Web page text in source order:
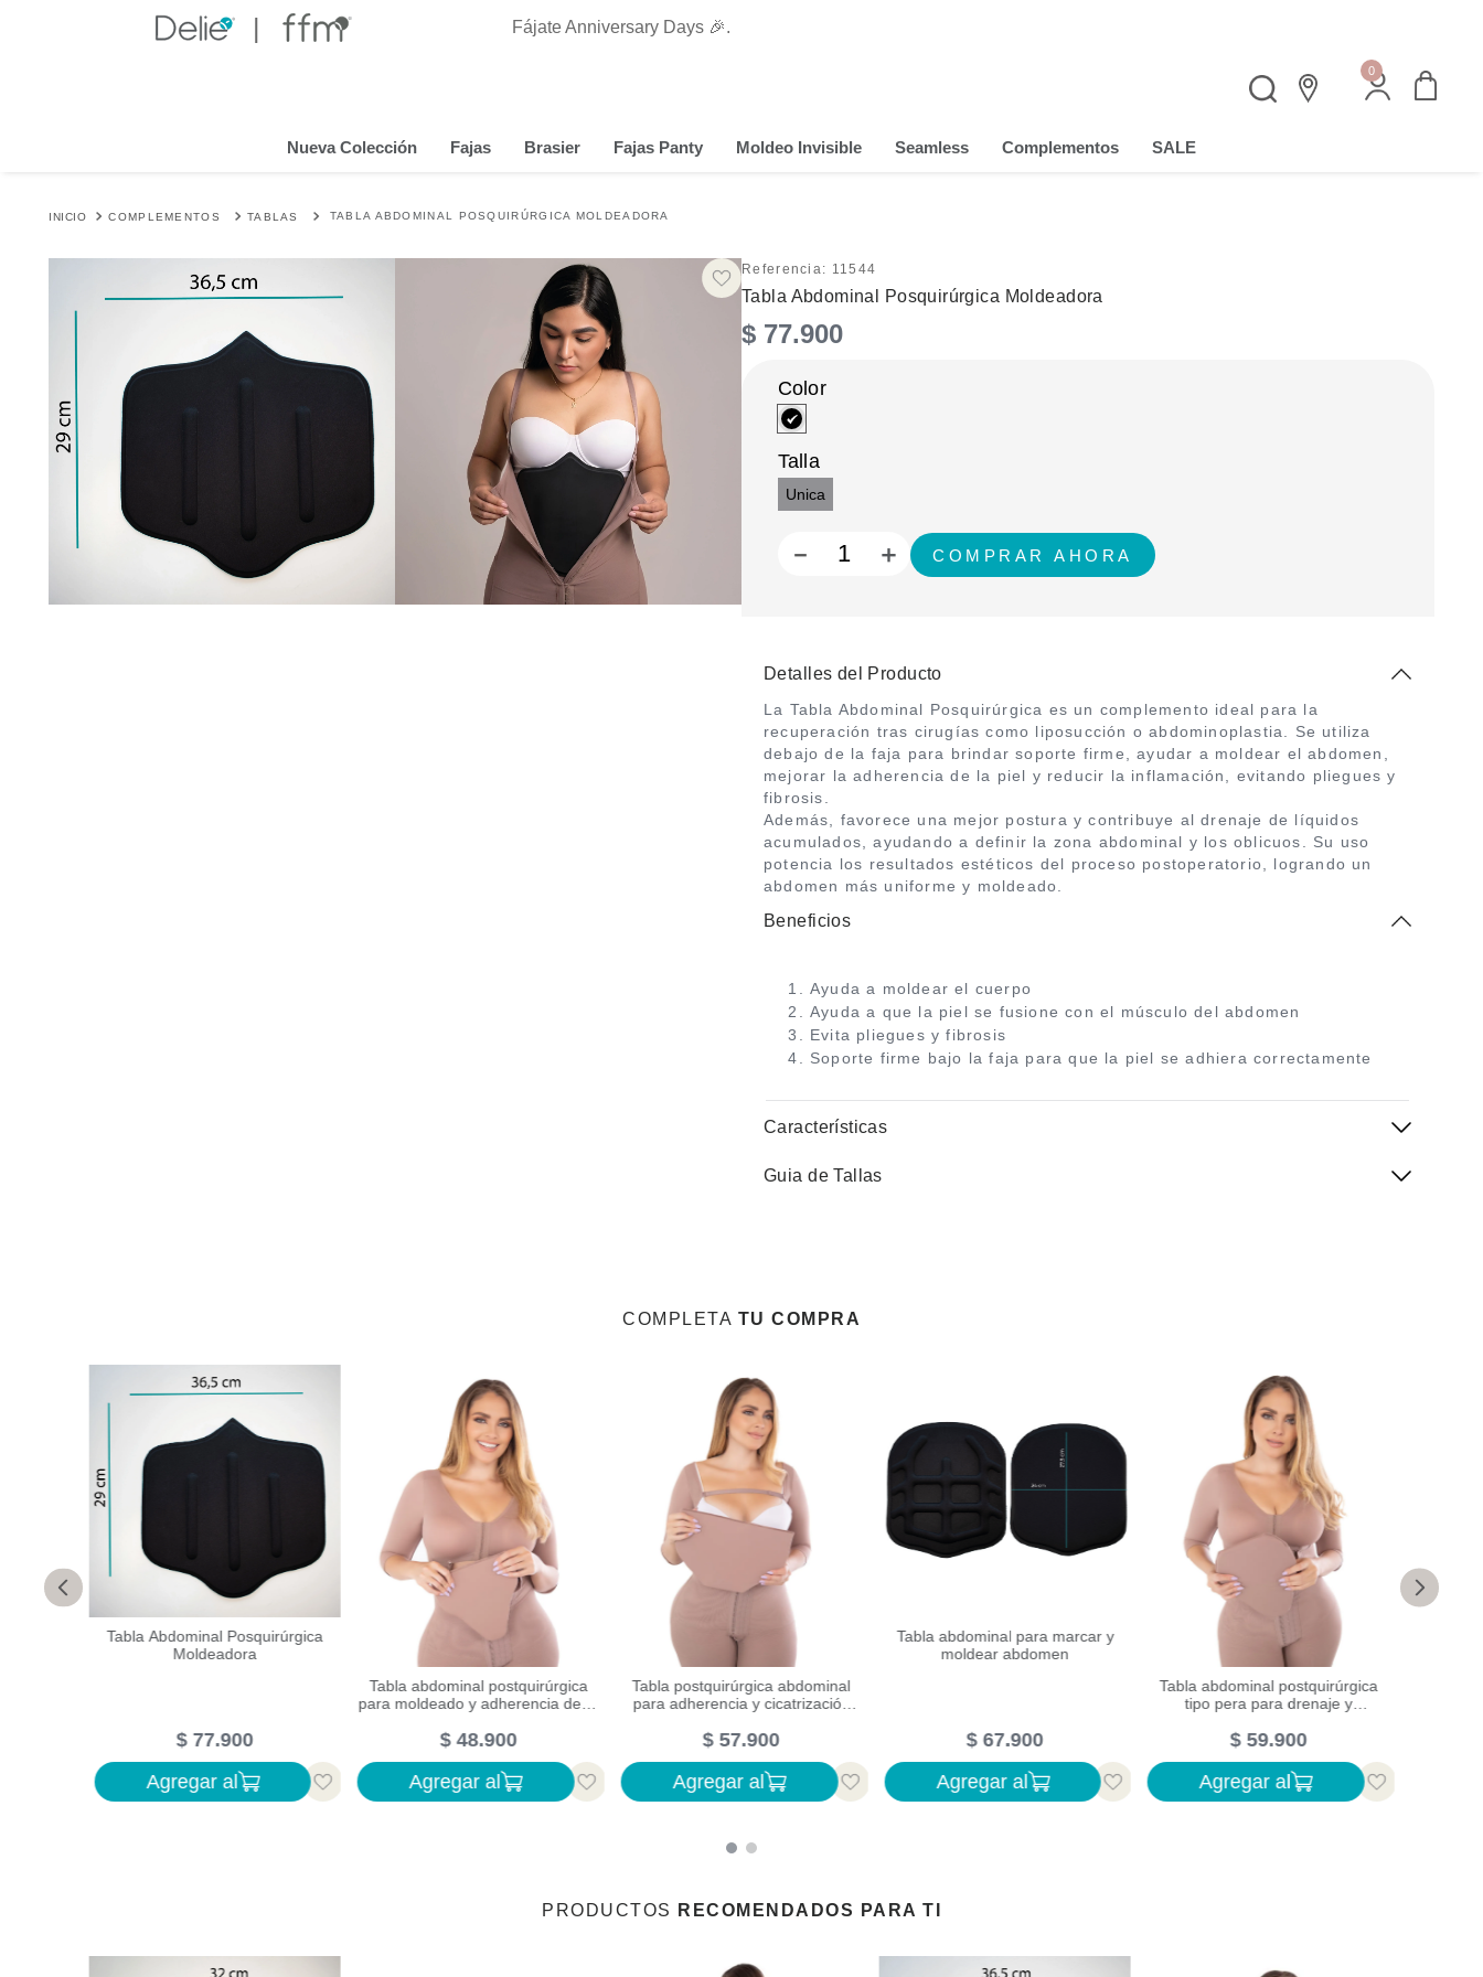
Fájate Anniversary Days 🎉.
0
Nueva Colección Fajas Brasier Fajas Panty Moldeo Invisible Seamless Complementos SALE
COMPLEMENTOS TABLAS TABLA ABDOMINAL POSQUIRÚRGICA MOLDEADORA
Referencia: 11544
Tabla Abdominal Posquirúrgica Moldeadora
$ 77.900
Talla
Unica
＋
－
Detalles del Producto
La Tabla Abdominal Posquirúrgica es un complemento ideal para la
recuperación tras cirugías como liposucción o abdominoplastia. Se utiliza
debajo de la faja para brindar soporte firme, ayudar a moldear el abdomen,
mejorar la adherencia de la piel y reducir la inflamación, evitando pliegues y
fibrosis.
Además, favorece una mejor postura y contribuye al drenaje de líquidos
acumulados, ayudando a definir la zona abdominal y los oblicuos. Su uso
potencia los resultados estéticos del proceso postoperatorio, logrando un
abdomen más uniforme y moldeado.
Beneficios
Ayuda a moldear el cuerpo
Ayuda a que la piel se fusione con el músculo del abdomen
Evita pliegues y fibrosis
Soporte firme bajo la faja para que la piel se adhiera correctamente
Características
Guia de Tallas
COMPLETA TU COMPRA
Tabla Abdominal Posquirúrgica
Moldeadora
$ 77.900
Agregar al
Tabla abdominal postquirúrgica
para moldeado y adherencia de la
$ 48.900
Agregar al
Tabla postquirúrgica abdominal
para adherencia y cicatrización
$ 57.900
Agregar al
Tabla abdominal para marcar y
moldear abdomen
$ 67.900
Agregar al
Tabla abdominal postquirúrgica
tipo pera para drenaje y
$ 59.900
Agregar al
PRODUCTOS RECOMENDADOS PARA TI